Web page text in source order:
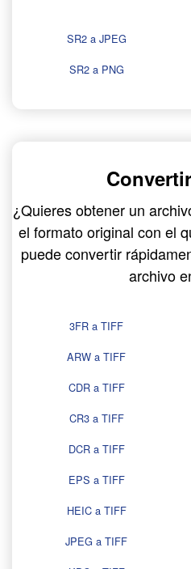
SR2 a JPEG
SR2 a PNG
¿Quieres obtener un
el formato original con el
puede convertir
archivo
3FR a TIFF
ARW a TIFF
CDR a TIFF
CR3 a TIFF
DCR a TIFF
EPS a TIFF
HEIC a TIFF
JPEG a TIFF